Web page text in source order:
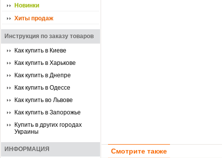
Новинки
Хиты продаж
Инструкция по заказу товаров
Как купить в Киеве
Как купить в Харькове
Как купить в Днепре
Как купить в Одессе
Как купить во Львове
Как купить в Запорожье
Купить в других городах
Украины
ИНФОРМАЦИЯ Смотрите также